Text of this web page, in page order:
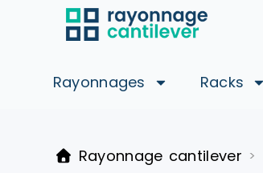
Rayonnages Racks
Rayonnage cantilever >